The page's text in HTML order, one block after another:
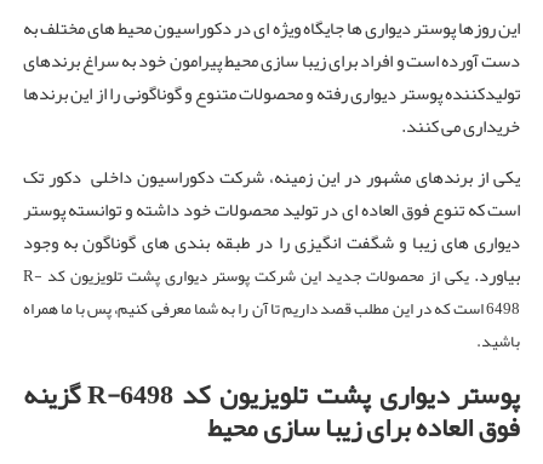
این روزها پوستر دیواری ها جایگاه ویژه ای در دکوراسیون محیط های مختلف به
دست آورده است و افراد برای زیبا سازی محیط پیرامون خود به سراغ برندهای
تولیدکننده پوستر دیواری رفته و محصولات متنوع و گوناگونی را از این برندها
خریداری می کنند.
یکی از برندهای مشهور در این زمینه، شرکت دکوراسیون داخلی دکور تک
است که تنوع فوق العاده ای در تولید محصولات خود داشته و توانسته پوستر
دیواری های زیبا و شگفت انگیزی را در طبقه بندی های گوناگون به وجود
بیاورد.
یکی از محصولات جدید این شرکت پوستر دیواری پشت تلویزیون کد R-
6498 است که در این مطلب قصد داریم تا آن را به شما معرفی کنیم، پس با ما همراه
باشید.
پوستر دیواری پشت تلویزیون کدR-6498گزینه
فوق العاده برای زیبا سازی محیط